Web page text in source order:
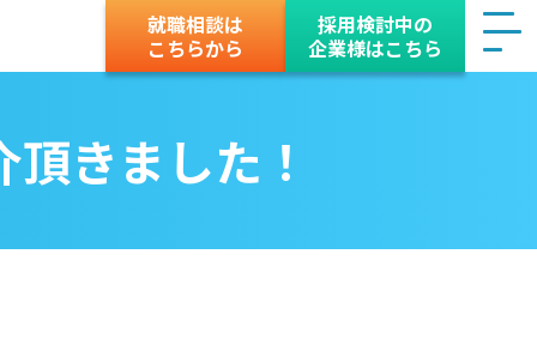
就職相談は
こちらから
採用検討中の
企業様はこちら
きました！